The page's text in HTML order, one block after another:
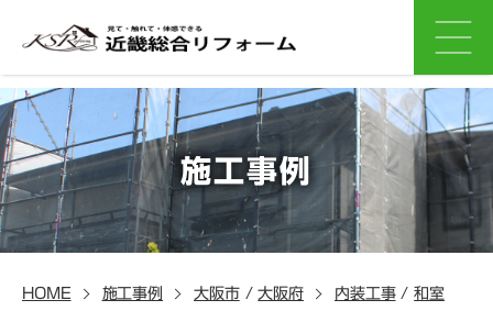
施工事例
HOME 施工事例 大阪市/大阪府 内装工事/和室